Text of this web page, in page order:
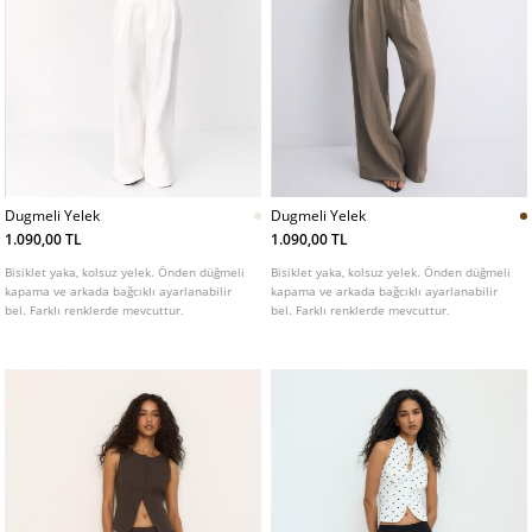
Dugmeli Yelek
1.090,00 TL
Bisiklet yaka, kolsuz yelek. Önden düğmeli
kapama ve arkada bağcıklı ayarlanabilir
bel. Farklı renklerde mevcuttur.
Dugmeli Yelek
1.090,00 TL
Bisiklet yaka, kolsuz yelek. Önden düğmeli
kapama ve arkada bağcıklı ayarlanabilir
bel. Farklı renklerde mevcuttur.